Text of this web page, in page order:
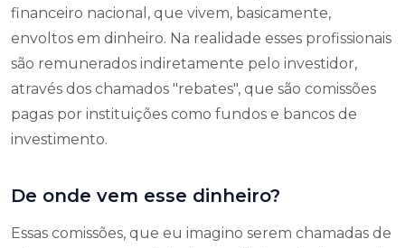
financeiro nacional, que vivem, basicamente,
envoltos em dinheiro. Na realidade esses profissionais
são remunerados indiretamente pelo investidor,
através dos chamados "rebates", que são comissões
pagas por instituições como fundos e bancos de
investimento.
De onde vem esse dinheiro?
Essas comissões, que eu imagino serem chamadas de